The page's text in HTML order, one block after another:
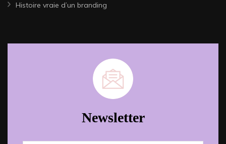
Histoire vraie d’un branding
Newsletter